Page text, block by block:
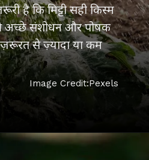
है कि मिट्टी सही किस्म
अच्छे संशोधन और पोषक
से ज़्यादा या कम
Image Credit:Pexels